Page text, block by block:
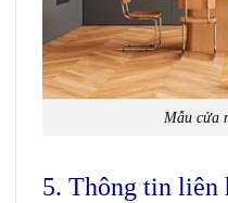
Mẫu cửa
5. Thông tin liên